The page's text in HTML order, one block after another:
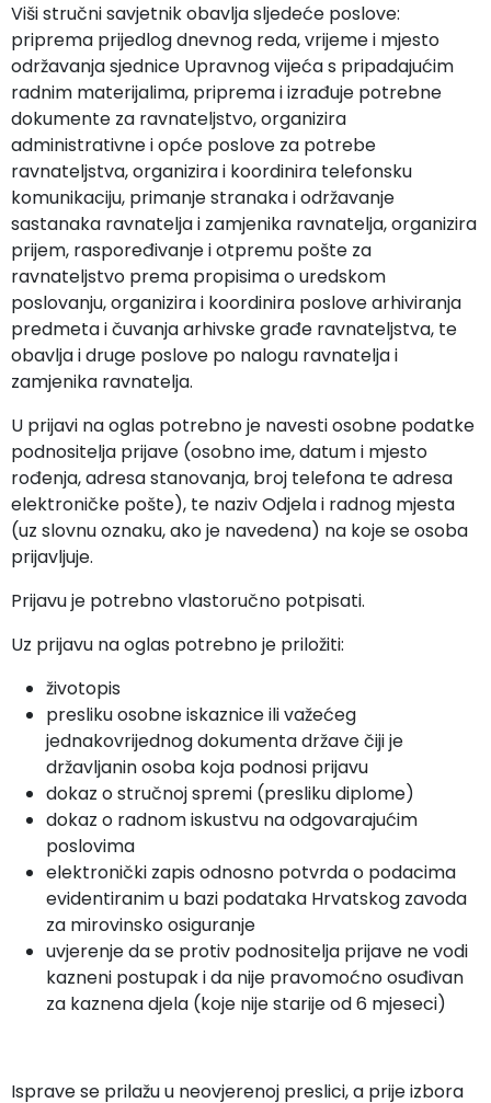
Viši stručni savjetnik obavlja sljedeće poslove:
priprema prijedlog dnevnog reda, vrijeme i mjesto
održavanja sjednice Upravnog vijeća s pripadajućim
radnim materijalima, priprema i izrađuje potrebne
dokumente za ravnateljstvo, organizira
administrativne i opće poslove za potrebe
ravnateljstva, organizira i koordinira telefonsku
komunikaciju, primanje stranaka i održavanje
sastanaka ravnatelja i zamjenika ravnatelja, organizira
prijem, raspoređivanje i otpremu pošte za
ravnateljstvo prema propisima o uredskom
poslovanju, organizira i koordinira poslove arhiviranja
predmeta i čuvanja arhivske građe ravnateljstva, te
obavlja i druge poslove po nalogu ravnatelja i
zamjenika ravnatelja.
U prijavi na oglas potrebno je navesti osobne podatke
podnositelja prijave (osobno ime, datum i mjesto
rođenja, adresa stanovanja, broj telefona te adresa
elektroničke pošte), te naziv Odjela i radnog mjesta
(uz slovnu oznaku, ako je navedena) na koje se osoba
prijavljuje.
Prijavu je potrebno vlastoručno potpisati.
Uz prijavu na oglas potrebno je priložiti:
životopis
presliku osobne iskaznice ili važećeg
jednakovrijednog dokumenta države čiji je
državljanin osoba koja podnosi prijavu
dokaz o stručnoj spremi (presliku diplome)
dokaz o radnom iskustvu na odgovarajućim
poslovima
elektronički zapis odnosno potvrda o podacima
evidentiranim u bazi podataka Hrvatskog zavoda
za mirovinsko osiguranje
uvjerenje da se protiv podnositelja prijave ne vodi
kazneni postupak i da nije pravomoćno osuđivan
za kaznena djela (koje nije starije od 6 mjeseci)
Isprave se prilažu u neovjerenoj preslici, a prije izbora